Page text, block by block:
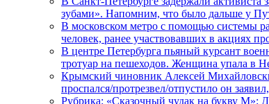
зубами». Напомним, что было дальше у
В московском метро с помощью системы
человек, ранее участвовавших в акциях
В центре Петербурга пьяный курсант
тротуар на пешеходов. Женщина упала в
Крымский чиновник Алексей
проспался/протрезвел/отпустило он
Рубрика: «Сказочный чудак на букву М»: